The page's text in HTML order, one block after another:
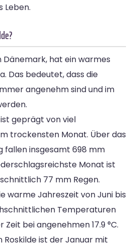
Leben.
Dänemark, hat ein warmes
Das bedeutet, dass die
angenehm sind und im
ist geprägt von viel
trockensten Monat. Über das
fallen insgesamt 698 mm
Monat ist
77 mm Regen.
warme Jahreszeit von Juni bis
Temperaturen
bei angenehmen 17.9 °C.
ist der Januar mit